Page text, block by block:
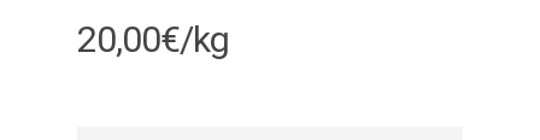
20,00€/kg